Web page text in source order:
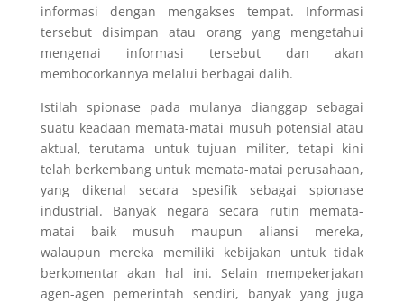
informasi dengan mengakses tempat. Informasi
tersebut disimpan atau orang yang mengetahui
mengenai informasi tersebut dan akan
membocorkannya melalui berbagai dalih.
Istilah spionase pada mulanya dianggap sebagai
suatu keadaan memata-matai musuh potensial atau
aktual, terutama untuk tujuan militer, tetapi kini
telah berkembang untuk memata-matai perusahaan,
yang dikenal secara spesifik sebagai spionase
industrial. Banyak negara secara rutin memata-
matai baik musuh maupun aliansi mereka,
walaupun mereka memiliki kebijakan untuk tidak
berkomentar akan hal ini. Selain mempekerjakan
agen-agen pemerintah sendiri, banyak yang juga